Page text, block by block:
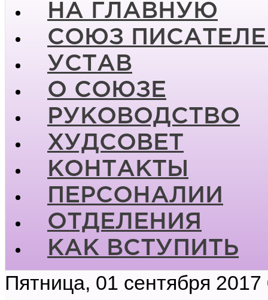
НА ГЛАВНУЮ
СОЮЗ
УСТАВ
О СОЮЗЕ
РУКОВОДСТВО
ХУДСОВЕТ
КОНТАКТЫ
ПЕРСОНАЛИИ
ОТДЕЛЕНИЯ
КАК ВСТУПИТЬ
Пятница, 01 сентября 2017